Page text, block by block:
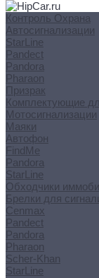
Контроль Охрана
Автосигнализации
StarLine
Pandect
Pandora
Pharaon
Призрак
Комплектующие
Мотосигнализации
Маяки
Автофон
FindMe
Pandora
StarLine
Обходчики
Брелки для
Cenmax
Pandect
Pandora
Pharaon
Scher-Khan
StarLine